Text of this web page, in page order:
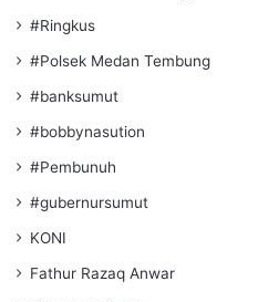
#Ringkus
#Polsek Medan Tembung
#banksumut
#bobbynasution
#Pembunuh
#gubernursumut
KONI
Fathur Razaq Anwar